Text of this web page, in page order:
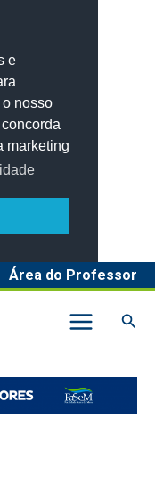
e
nosso
marketing
Área do Professor